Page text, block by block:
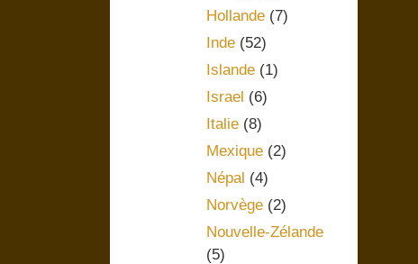
Hollande(7)
Inde(52)
Islande(1)
Israel (6)
Italie(8)
Mexique(2)
Népal (4)
Norvège(2)
Nouvelle-Zélande
(5)